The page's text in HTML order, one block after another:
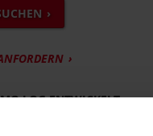
LOG ENTWICKELT